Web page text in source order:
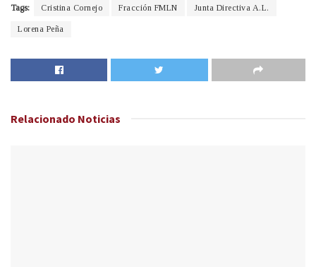
Tags: Cristina Cornejo Fracción FMLN Junta Directiva A.L.
Lorena Peña
Relacionado Noticias